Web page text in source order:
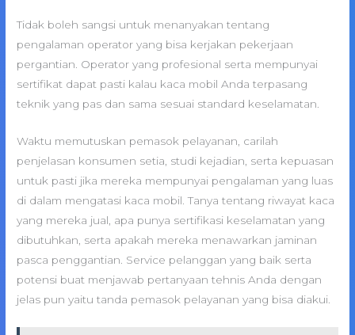
Tidak boleh sangsi untuk menanyakan tentang
pengalaman operator yang bisa kerjakan pekerjaan
pergantian. Operator yang profesional serta mempunyai
sertifikat dapat pasti kalau kaca mobil Anda terpasang
teknik yang pas dan sama sesuai standard keselamatan.
Waktu memutuskan pemasok pelayanan, carilah
penjelasan konsumen setia, studi kejadian, serta kepuasan
untuk pasti jika mereka mempunyai pengalaman yang luas
di dalam mengatasi kaca mobil. Tanya tentang riwayat kaca
yang mereka jual, apa punya sertifikasi keselamatan yang
dibutuhkan, serta apakah mereka menawarkan jaminan
pasca penggantian. Service pelanggan yang baik serta
potensi buat menjawab pertanyaan tehnis Anda dengan
jelas pun yaitu tanda pemasok pelayanan yang bisa diakui.